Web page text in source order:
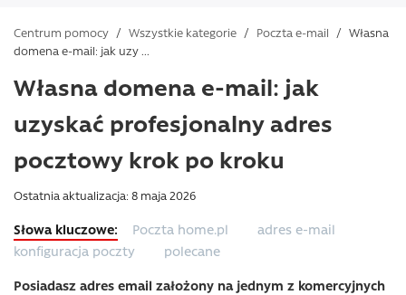
Centrum pomocy / Wszystkie kategorie / Poczta e-mail / Własna
domena e-mail: jak uzy ...
Własna domena e-mail: jak
uzyskać profesjonalny adres
pocztowy krok po kroku
Ostatnia aktualizacja: 8 maja 2026
Poczta home.pl
adres e-mail
konfiguracja poczty
polecane
Posiadasz adres email założony na jednym z komercyjnych